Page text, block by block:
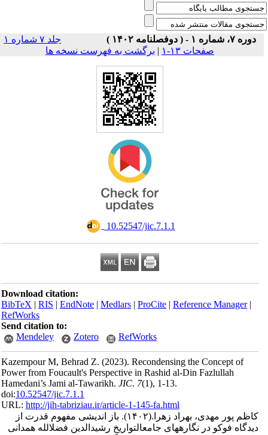
جلد ۷ شماره ۱
|برگشت به فهرست نسخه ها
‎ 10.52547/jic.7.1.1
Download citation:
BibTeX|RIS| EndNote| Medlars| ProCite|Reference
RefWorks
Send citation to:
Mendeley
Zotero RefWorks
Kazempour M, Behrad Z.(2023).Recondensing the
Power from Foucault's Perspective in Rashid al-Din
Hamedani’s Jami al-Tawarikh.JIC.7
doi:10.52547/jic.7.1.1
URL:http://jih-tabriziau.ir/article-1-145-fa.html
مهدی، بهراد زهرا.(۱۴۰۲).
باز اندیشی مفهوم قدرت از
فوکو در نگارههای جامعالتواریخِ رشیدالدین فضلالله همدانی